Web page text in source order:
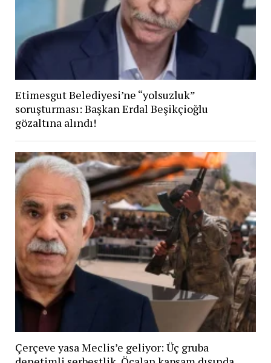
Etimesgut Belediyesi’ne “yolsuzluk”
soruşturması: Başkan Erdal Beşikçioğlu
gözaltına alındı!
Çerçeve yasa Meclis’e geliyor: Üç gruba